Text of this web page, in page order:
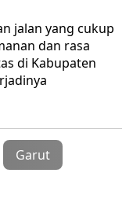
jalan yang cukup
dan rasa
di Kabupaten
Garut